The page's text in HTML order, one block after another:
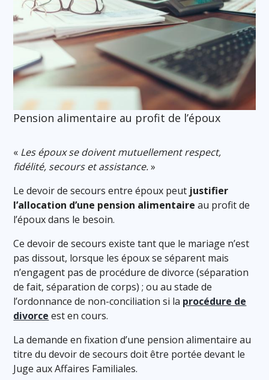
Pension alimentaire au profit de l’époux
« Les époux se doivent mutuellement respect,
fidélité, secours et assistance. »
Le devoir de secours entre époux peut justifier
l’allocation d’une pension alimentaire au profit de
l’époux dans le besoin.
Ce devoir de secours existe tant que le mariage n’est
pas dissout, lorsque les époux se séparent mais
n’engagent pas de procédure de divorce (séparation
de fait, séparation de corps) ; ou au stade de
l’ordonnance de non-conciliation si la procédure de
divorce est en cours.
La demande en fixation d’une pension alimentaire au
titre du devoir de secours doit être portée devant le
Juge aux Affaires Familiales.